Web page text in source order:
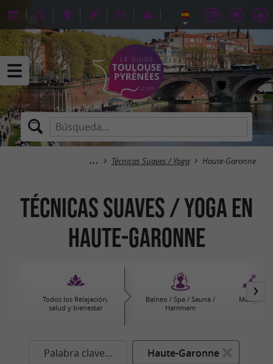
Técnicas Suaves / Yoga Haute-Garonne
Técnicas Suaves / Yoga en
Haute-Garonne
Todos los Relajación,
salud y bienestar
Balneo / Spa / Sauna /
Hammam
Masajes
Palabra clave... Haute-Garonne